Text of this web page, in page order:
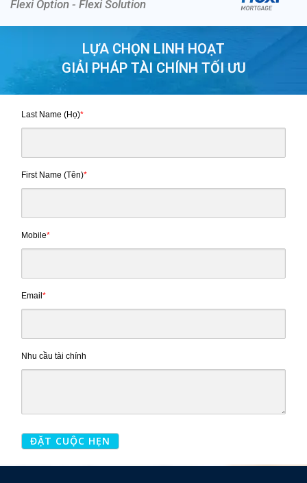
Flexi Option - Flexi Solution
LỰA CHỌN LINH HOẠT
GIẢI PHÁP TÀI CHÍNH TỐI ƯU
Last Name (Họ)*
First Name (Tên)*
Mobile*
Email*
Nhu cầu tài chính